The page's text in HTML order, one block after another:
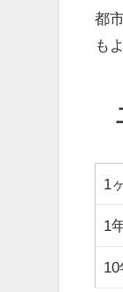
都
も
1
1